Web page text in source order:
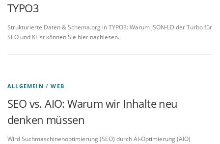
TYPO3
Strukturierte Daten & Schema.org in TYPO3: Warum JSON-LD der Turbo für
SEO und KI ist können Sie hier nachlesen.
ALLGEMEIN /WEB
SEO vs. AIO: Warum wir Inhalte neu
denken müssen
Wird Suchmaschinenoptimierung (SEO) durch AI-Optimierung (AIO)